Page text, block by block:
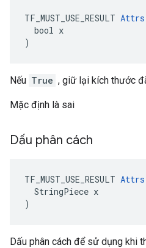
TF_MUST_USE_RESULT Attrs
  bool x
)
Nếu True , giữ lại kích thước
Mặc định là sai
Dấu phân cách
TF_MUST_USE_RESULT Attrs
  StringPiece x
)
Dấu phân cách để sử dụng khi